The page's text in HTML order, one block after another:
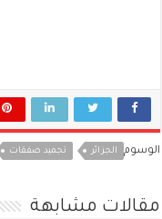
الوسوم الجزائر تجميد صفقات
مقالات مشابهة